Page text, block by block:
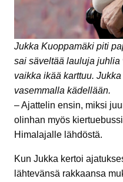
Jukka Kuoppamäki piti
sai säveltää lauluja juhlia
vaikka ikää karttuu.
vasemmalla kädellään.
– Ajattelin ensin, miksi
olinhan myös
Himalajalle lähdöstä.
Kun Jukka kertoi
lähtevänsä rakkaansa